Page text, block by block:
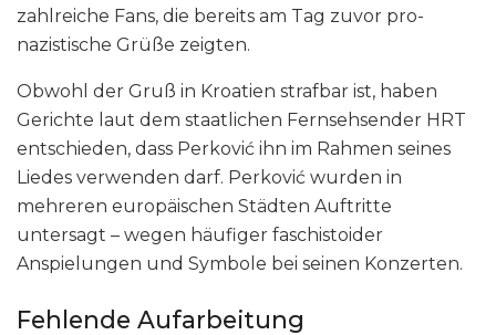
zahlreiche Fans, die bereits am Tag zuvor pro-
nazistische Grüße zeigten.
Obwohl der Gruß in Kroatien strafbar ist, haben
Gerichte laut dem staatlichen Fernsehsender HRT
entschieden, dass Perković ihn im Rahmen seines
Liedes verwenden darf. Perković wurden in
mehreren europäischen Städten Auftritte
untersagt – wegen häufiger faschistoider
Anspielungen und Symbole bei seinen Konzerten.
Fehlende Aufarbeitung